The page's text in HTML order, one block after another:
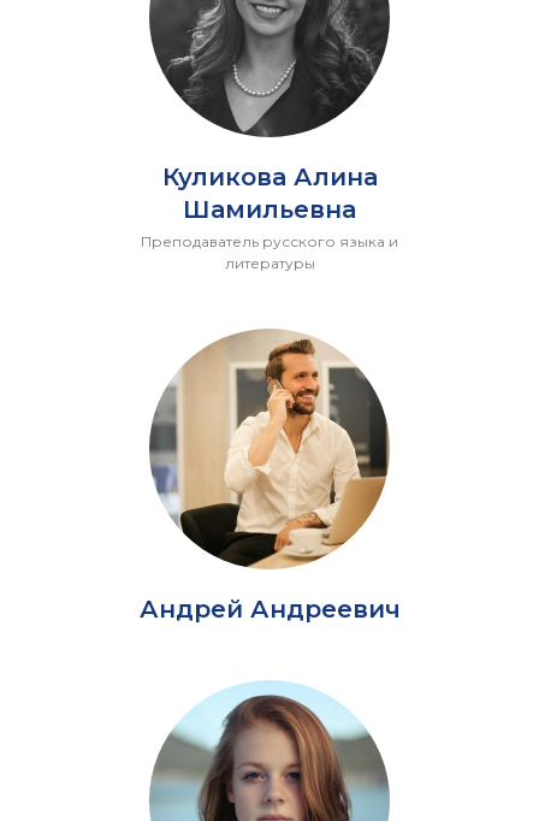
Куликова Алина
Шамильевна
Преподаватель русского языка и
литературы
Андрей Андреевич